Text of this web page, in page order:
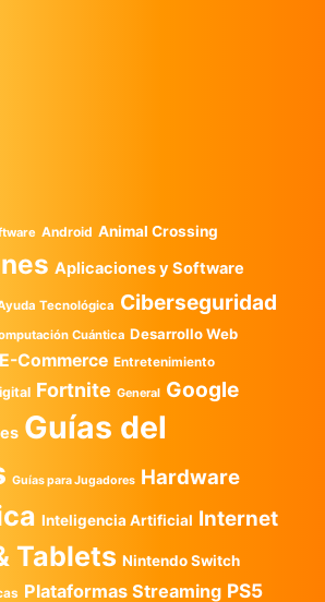
Android Animal Crossing
Aplicaciones y Software
Tecnológica Ciberseguridad
Cuántica Desarrollo Web
E-Commerce Entretenimiento
Fortnite General Google
Guías del
Guías para Jugadores Hardware
Inteligencia Artificial Internet
Tablets Nintendo Switch
Plataformas Streaming PS5